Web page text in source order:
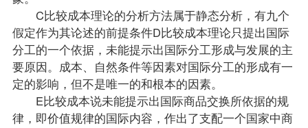
C比较成本理论的分析方法属于静态分析，有九个
假定作为其论述的前提条件D比较成本理论只提出国际
分工的一个依据，未能提示出国际分工形成与发展的主
要原因。成本、自然条件等因素对国际分工的形成有一
定的影响，但不是唯一的和根本的因素。
E比较成本说未能提示出国际商品交换所依据的规
律，即价值规律的国际内容，作出了支配一个国家中商